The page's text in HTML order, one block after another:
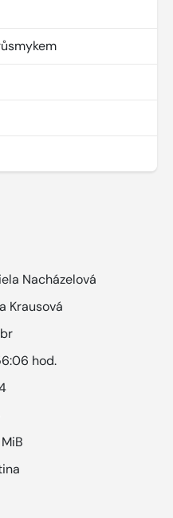
Nacházelová
Krausová
hod.